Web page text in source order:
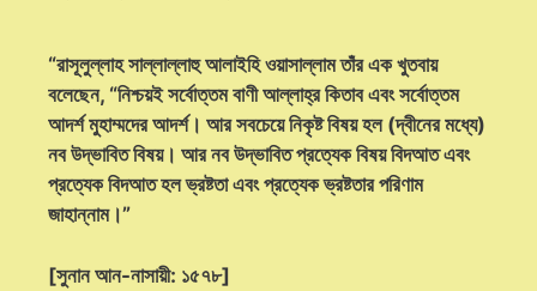
“রাসূলুল্লাহ সাল্লাল্লাহু আলাইহি ওয়াসাল্লাম তাঁর এক খুতবায়
বলেছেন, “নিশ্চয়ই সর্বোত্তম বাণী আল্লাহ্‌র কিতাব এবং সর্বোত্তম
আদর্শ মুহাম্মদের আদর্শ। আর সবচেয়ে নিকৃষ্ট বিষয় হল (দ্বীনের মধ্যে)
নব উদ্ভাবিত বিষয়। আর নব উদ্ভাবিত প্রত্যেক বিষয় বিদআত এবং
প্রত্যেক বিদআত হল ভ্রষ্টতা এবং প্রত্যেক ভ্রষ্টতার পরিণাম
জাহান্নাম।”
[সুনান আন-নাসায়ী: ১৫৭৮]